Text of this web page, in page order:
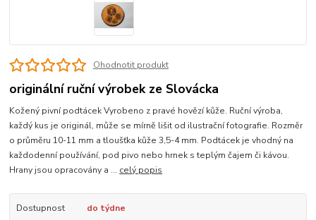
Ohodnotit produkt
originální ruční výrobek ze Slovácka
Kožený pivní podtácek Vyrobeno z pravé hovězí kůže. Ruční výroba,
každý kus je originál, může se mírně lišit od ilustrační fotografie. Rozměr
o průměru 10-11 mm a tloušťka kůže 3,5-4 mm. Podtácek je vhodný na
každodenní používání, pod pivo nebo hrnek s teplým čajem či kávou.
Hrany jsou opracovány a ... celý popis
Dostupnost do týdne